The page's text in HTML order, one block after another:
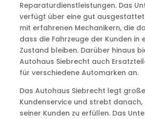
Reparaturdienstleistungen. Das
verfügt über eine gut
mit erfahrenen Mechanikern, die
dass die Fahrzeuge der Kunden in
Zustand bleiben. Darüber hinaus
Autohaus Siebrecht auch
für verschiedene Automarken an.
Das Autohaus Siebrecht legt
Kundenservice und strebt danach,
seiner Kunden zu erfüllen. Das